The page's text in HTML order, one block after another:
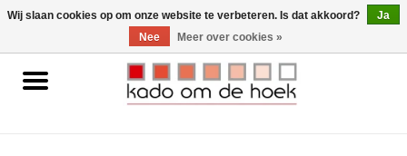
0 Artikelen - €0,00
Home
Wij slaan cookies op om onze website te verbeteren. Is dat akkoord?
Ja
Nee
Meer over cookies »